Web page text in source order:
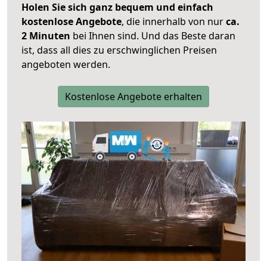
Holen Sie sich ganz bequem und einfach
kostenlose Angebote, die innerhalb von nurca.
2 Minuten bei Ihnen sind. Und das Beste daran
ist, dass all dies zu erschwinglichen Preisen
angeboten werden.
Kostenlose Angebote erhalten